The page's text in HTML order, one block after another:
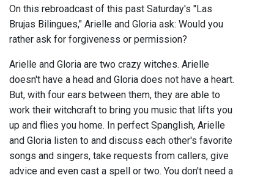
On this rebroadcast of this past Saturday's "Las
Brujas Bilingues," Arielle and Gloria ask: Would you
rather ask for forgiveness or permission?
Arielle and Gloria are two crazy witches. Arielle
doesn't have a head and Gloria does not have a heart.
But, with four ears between them, they are able to
work their witchcraft to bring you music that lifts you
up and flies you home. In perfect Spanglish, Arielle
and Gloria listen to and discuss each other's favorite
songs and singers, take requests from callers, give
advice and even cast a spell or two. You don't need a